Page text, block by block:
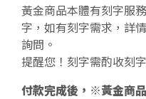
黃金商品本體有刻字服
字，如有刻字需求，詳
詢問。
提醒您！刻字需酌收刻
付款完成後，※黃金商